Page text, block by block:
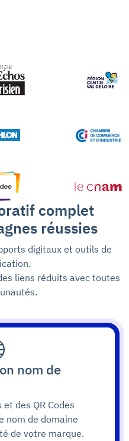
complet
réussies
digitaux et outils de
liens réduits avec toutes
nom de
des QR Codes
nom de domaine
de votre marque.